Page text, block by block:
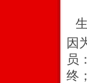
因
员
终